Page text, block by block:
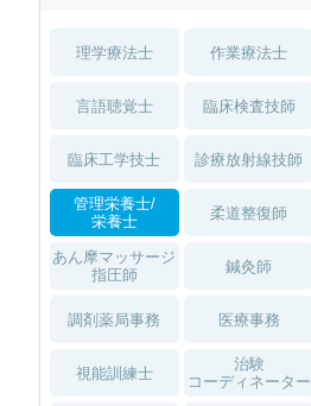
理学療法士 作業療法士
言語聴覚士 臨床検査技師
臨床工学技士 診療放射線技師
管理栄養士/
栄養士
柔道整復師
あん摩マッサージ
指圧師
鍼灸師
調剤薬局事務 医療事務
視能訓練士
治験
コーディネーター